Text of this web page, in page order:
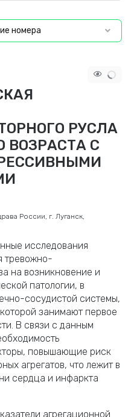
номера
РУСЛА
ВОЗРАСТА С
России, г. Луганск,
исследования
тревожно-
на возникновение и
патологии, в
сосудистой системы,
занимают первое
В связи с данным
повышающие риск
агрегатов, что лежит в
сердца и инфаркта
агрегационной